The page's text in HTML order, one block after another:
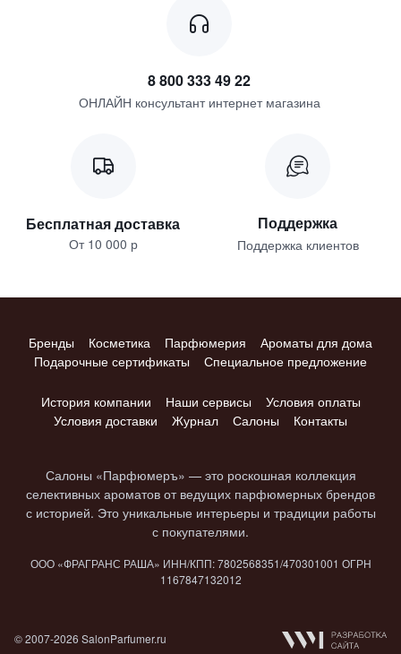
8 800 333 49 22
ОНЛАЙН консультант интернет магазина
Бесплатная доставка
От 10 000 р
Поддержка
Поддержка клиентов
Бренды Косметика Парфюмерия
Ароматы для дома
Подарочные сертификаты
Специальное предложение
История компании Наши сервисы
Условия оплаты
Условия доставки
Журнал Салоны Контакты
Салоны «Парфюмеръ» — это роскошная коллекция
селективных ароматов от ведущих парфюмерных брендов
с историей. Это уникальные интерьеры и традиции работы
с покупателями.
ООО «ФРАГРАНС РАША» ИНН/КПП: 7802​568351/4703​01001 ОГРН
1167847​132012
© 2007-2026 SalonParfumer.ru